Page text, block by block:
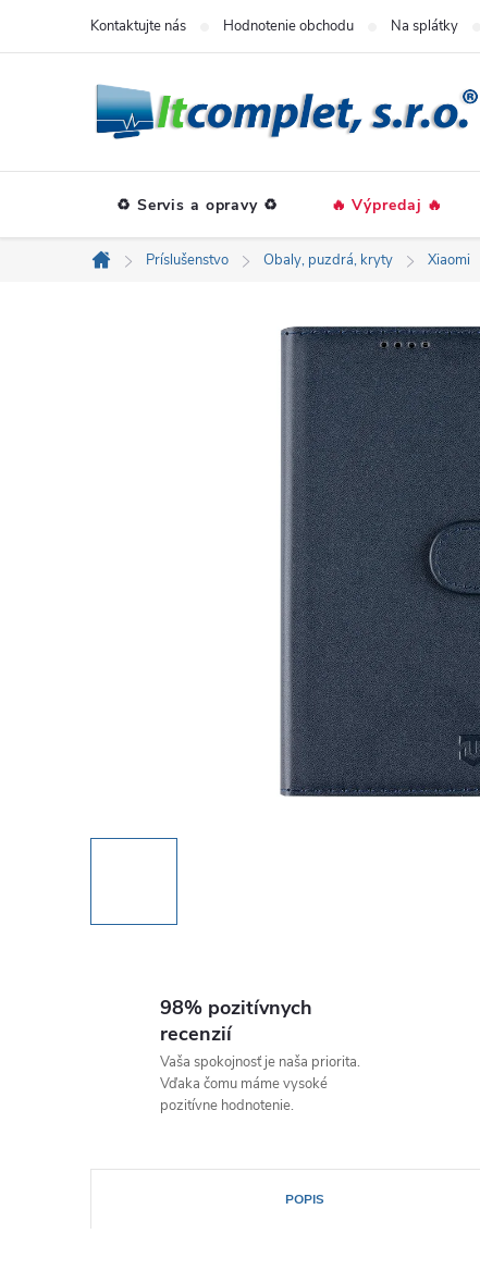
Kontaktujte nás Hodnotenie obchodu Na splátky
♻️ Servis a opravy ♻️ 🔥 Výpredaj 🔥
Domov
Príslušenstvo Obaly, puzdrá, kryty Xiaomi
98% pozitívnych
recenzií
Vaša spokojnosť je naša priorita.
Vďaka čomu máme vysoké
pozitívne hodnotenie.
POPIS